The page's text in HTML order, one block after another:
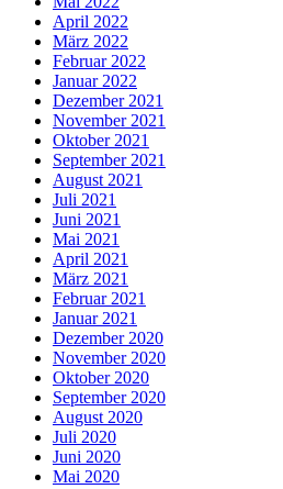
April 2022
März 2022
Februar 2022
Januar 2022
Dezember 2021
November 2021
Oktober 2021
September 2021
August 2021
Juli 2021
Juni 2021
Mai 2021
April 2021
März 2021
Februar 2021
Januar 2021
Dezember 2020
November 2020
Oktober 2020
September 2020
August 2020
Juli 2020
Juni 2020
Mai 2020